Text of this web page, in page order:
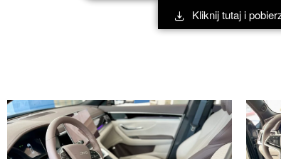
Kliknij tutaj i